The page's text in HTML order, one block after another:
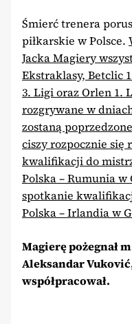
Śmierć trenera
piłkarskie w Polsce.
Jacka Magiery
Ekstraklasy, Betclic
3. Ligi oraz Orlen 1.
rozgrywane w
zostaną
ciszy rozpocznie się
kwalifikacji do
Polska – Rumunia
spotkanie
Polska – Irlandia w
Magierę pożegnał
Aleksandar
współpracował.